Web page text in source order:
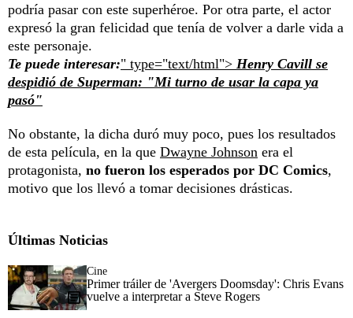
podría pasar con este superhéroe. Por otra parte, el actor
expresó la gran felicidad que tenía de volver a darle vida a
este personaje.
Te puede interesar:" type="text/html"> Henry Cavill se
despidió de Superman: "Mi turno de usar la capa ya
pasó"
No obstante, la dicha duró muy poco, pues los resultados
de esta película, en la que Dwayne Johnson era el
protagonista, no fueron los esperados por DC Comics,
motivo que los llevó a tomar decisiones drásticas.
Últimas Noticias
Cine
Primer tráiler de 'Avergers Doomsday': Chris Evans
vuelve a interpretar a Steve Rogers